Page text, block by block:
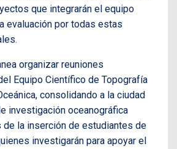
que integrarán el equipo
evaluación por todas estas
organizar reuniones
Equipo Científico de Topografía
consolidando a la ciudad
investigación oceanográfica
de la inserción de estudiantes de
investigarán para apoyar el